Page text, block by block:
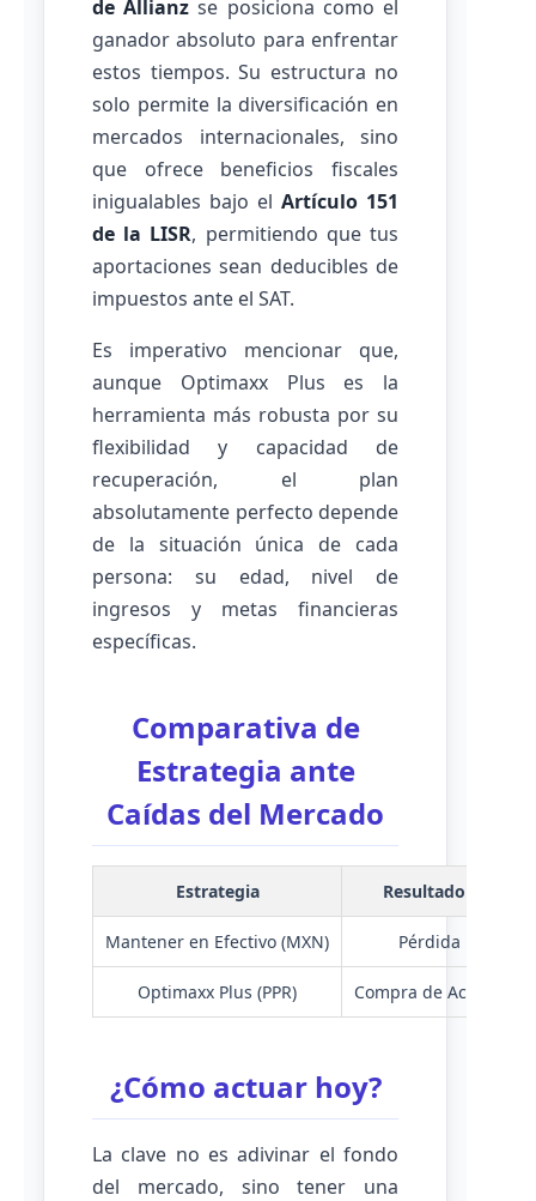
de Allianz se posiciona como el
ganador absoluto para enfrentar
estos tiempos. Su estructura no
solo permite la diversificación en
mercados internacionales, sino
que ofrece beneficios fiscales
inigualables bajo el Artículo 151
de la LISR, permitiendo que tus
aportaciones sean deducibles de
impuestos ante el SAT.
Es imperativo mencionar que,
aunque Optimaxx Plus es la
herramienta más robusta por su
flexibilidad y capacidad de
recuperación, el plan
absolutamente perfecto depende
de la situación única de cada
persona: su edad, nivel de
ingresos y metas financieras
específicas.
Comparativa de
Estrategia ante
Caídas del Mercado
Estrategia Resultado en
Mantener en Efectivo (MXN) Pérdida por
Optimaxx Plus (PPR) Compra de Activos
¿Cómo actuar hoy?
La clave no es adivinar el fondo
del mercado, sino tener una